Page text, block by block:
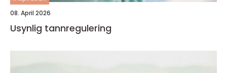
08. April 2026
Usynlig tannregulering